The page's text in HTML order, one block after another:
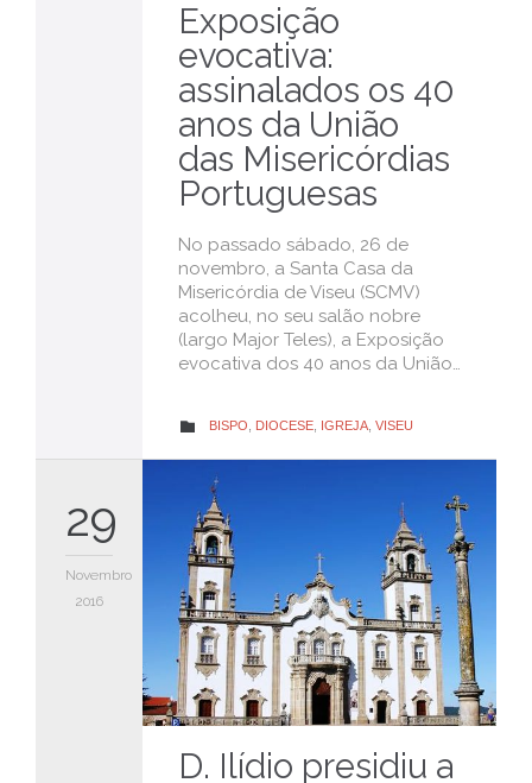
Exposição
evocativa:
assinalados os 40
anos da União
das Misericórdias
Portuguesas
No passado sábado, 26 de
novembro, a Santa Casa da
Misericórdia de Viseu (SCMV)
acolheu, no seu salão nobre
(largo Major Teles), a Exposição
evocativa dos 40 anos da União…
 CATEGORY
BISPO DIOCESE IGREJA VISEU
29
Novembro
2016
D. Ilídio presidiu a